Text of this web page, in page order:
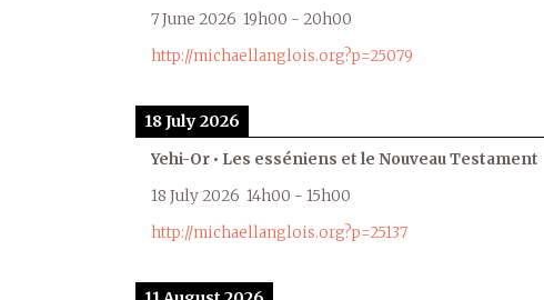
7 June 2026 19h00 - 20h00
http://michaellanglois.org?p=25079
18 July 2026
Yehi-Or • Les esséniens et le Nouveau Testament
18 July 2026 14h00 - 15h00
http://michaellanglois.org?p=25137